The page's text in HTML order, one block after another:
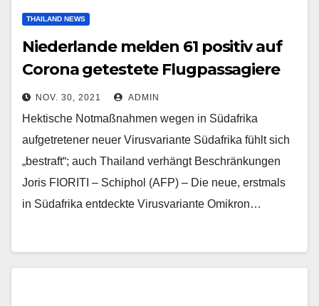
THAILAND NEWS
Niederlande melden 61 positiv auf
Corona getestete Flugpassagiere
aus Südafrika
NOV. 30, 2021 ADMIN
Hektische Notmaßnahmen wegen in Südafrika
aufgetretener neuer Virusvariante Südafrika fühlt sich
„bestraft“; auch Thailand verhängt Beschränkungen
Joris FIORITI – Schiphol (AFP) – Die neue, erstmals
in Südafrika entdeckte Virusvariante Omikron…